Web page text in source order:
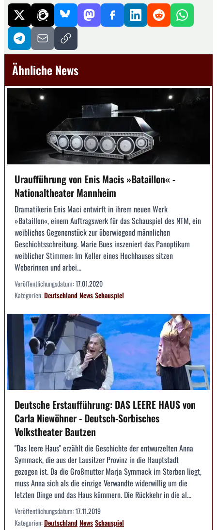
Ähnliche News
Uraufführung von Enis Macis »Bataillon« -
Nationaltheater Mannheim
Dramatikerin Enis Maci entwirft in ihrem neuen Werk
»Bataillon«, einem Auftragswerk für das Schauspiel des NTM, ein
weibliches Gegenenstück zur überwiegend männlichen
Geschichtsschreibung. Marie Bues inszeniert das Panoptikum
weiblicher Stimmen: Im Keller eines Hochhauses sitzen
Weberinnen und arbei...
Veröffentlichungsdatum:17.01.2020
Kategorien:DeutschlandNewsSchauspiel
Deutsche Erstaufführung: DAS LEERE HAUS von
Carla Niewöhner - Deutsch-Sorbisches
Volkstheater Bautzen
"Das leere Haus" erzählt die Geschichte der entwurzelten Anna
Symmack, die aus der Lausitzer Provinz in die Hauptstadt
gezogen ist. Da die Großmutter Marja Symmack im Sterben liegt,
muss Anna sich als die einzige Verwandte widerwillig um die
letzten Dinge und das Haus kümmern. Die Rückkehr in die al...
Veröffentlichungsdatum:17.11.2019
Kategorien:DeutschlandNewsSchauspiel